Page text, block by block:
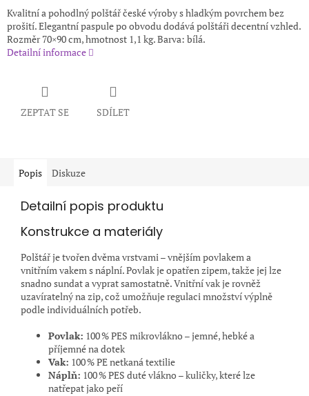
Kvalitní a pohodlný polštář české výroby s hladkým povrchem bez
prošití. Elegantní paspule po obvodu dodává polštáři decentní vzhled.
Rozměr 70×90 cm, hmotnost 1,1 kg. Barva: bílá.
Detailní informace
ZEPTAT SE SDÍLET
Popis Diskuze
Detailní popis produktu
Konstrukce a materiály
Polštář je tvořen dvěma vrstvami – vnějším povlakem a
vnitřním vakem s náplní. Povlak je opatřen zipem, takže jej lze
snadno sundat a vyprat samostatně. Vnitřní vak je rovněž
uzavíratelný na zip, což umožňuje regulaci množství výplně
podle individuálních potřeb.
Povlak: 100 % PES mikrovlákno – jemné, hebké a
příjemné na dotek
Vak: 100 % PE netkaná textilie
Náplň: 100 % PES duté vlákno – kuličky, které lze
natřepat jako peří